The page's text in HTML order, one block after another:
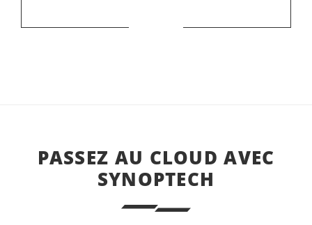
PASSEZ AU CLOUD AVEC
SYNOPTECH